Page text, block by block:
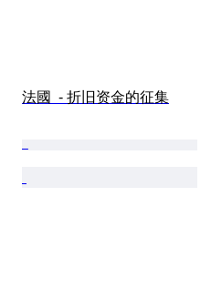
法國  - 折旧资金的征集